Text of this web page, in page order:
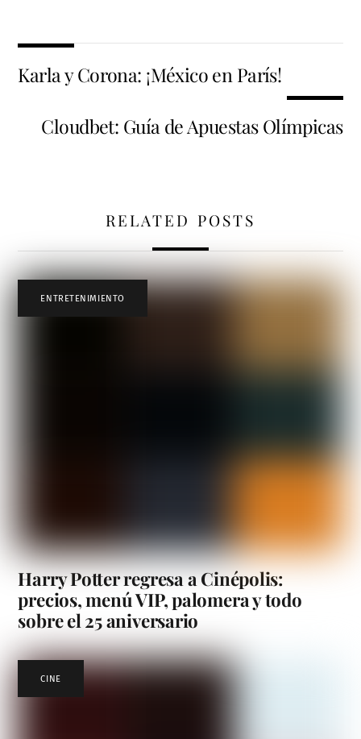
Karla y Corona: ¡México en París!
Cloudbet: Guía de Apuestas Olímpicas
RELATED POSTS
ENTRETENIMIENTO
Harry Potter regresa a Cinépolis:
precios, menú VIP, palomera y todo
sobre el 25 aniversario
CINE